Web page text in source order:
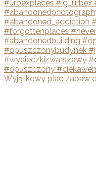
Wyjątkowy plac zabaw